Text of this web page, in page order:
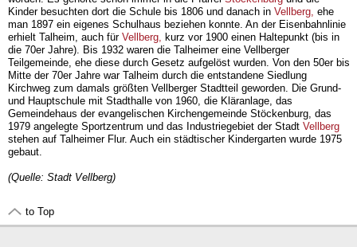
Kinder besuchten dort die Schule bis 1806 und danach in Vellberg, ehe
man 1897 ein eigenes Schulhaus beziehen konnte. An der Eisenbahnlinie
erhielt Talheim, auch für Vellberg, kurz vor 1900 einen Haltepunkt (bis in
die 70er Jahre). Bis 1932 waren die Talheimer eine Vellberger
Teilgemeinde, ehe diese durch Gesetz aufgelöst wurden. Von den 50er bis
Mitte der 70er Jahre war Talheim durch die entstandene Siedlung
Kirchweg zum damals größten Vellberger Stadtteil geworden. Die Grund-
und Hauptschule mit Stadthalle von 1960, die Kläranlage, das
Gemeindehaus der evangelischen Kirchengemeinde Stöckenburg, das
1979 angelegte Sportzentrum und das Industriegebiet der Stadt Vellberg
stehen auf Talheimer Flur. Auch ein städtischer Kindergarten wurde 1975
gebaut.
(Quelle: Stadt Vellberg)
to Top